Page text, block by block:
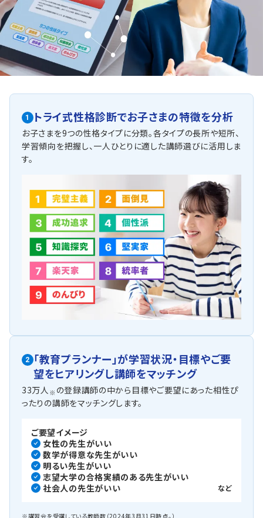
1 トライ式性格診断でお子さまの特徴を分析
お子さまを9つの性格タイプに分類。各タイプの長所や短所、
学習傾向を把握し、一人ひとりに適した講師選びに活用しま
す。
2 「教育プランナー」が学習状況・目標やご要
望をヒアリングし講師をマッチング
33万人 ※ の登録講師の中から目標やご要望にあった相性ぴ
ったりの講師をマッチングします。
ご要望イメージ
女性の先生がいい
数学が得意な先生がいい
明るい先生がいい
志望大学の合格実績のある先生がいい
社会人の先生がいい
など
※講習会を受講している教師数（2024年3月31日時点。）